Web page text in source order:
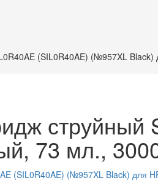
(SIL0R40AE) (№957XL Black)
73 мл.,